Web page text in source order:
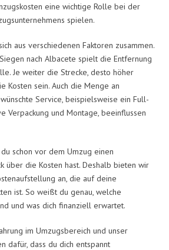
eine wichtige Rolle bei der
spielen.
aus verschiedenen Faktoren zusammen.
nach Albacete spielt die Entfernung
Je weiter die Strecke, desto höher
Kosten sein. Auch die Menge an
Service, beispielsweise ein Full-
Verpackung und Montage, beeinflussen
schon vor dem Umzug einen
über die Kosten hast. Deshalb bieten wir
an, die auf deine
ist. So weißt du genau, welche
und was dich finanziell erwartet.
im Umzugsbereich und unser
dafür, dass du dich entspannt